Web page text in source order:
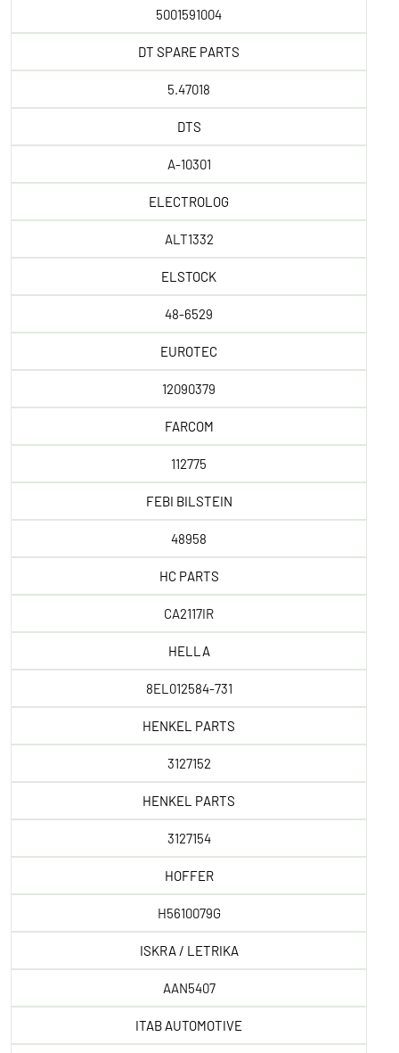
5001591004
DT SPARE PARTS
5.47018
DTS
A-10301
ELECTROLOG
ALT1332
ELSTOCK
48-6529
EUROTEC
12090379
FARCOM
112775
FEBI BILSTEIN
48958
HC PARTS
CA2117IR
HELLA
8EL012584-731
HENKEL PARTS
3127152
HENKEL PARTS
3127154
HOFFER
H5610079G
ISKRA / LETRIKA
AAN5407
ITAB AUTOMOTIVE